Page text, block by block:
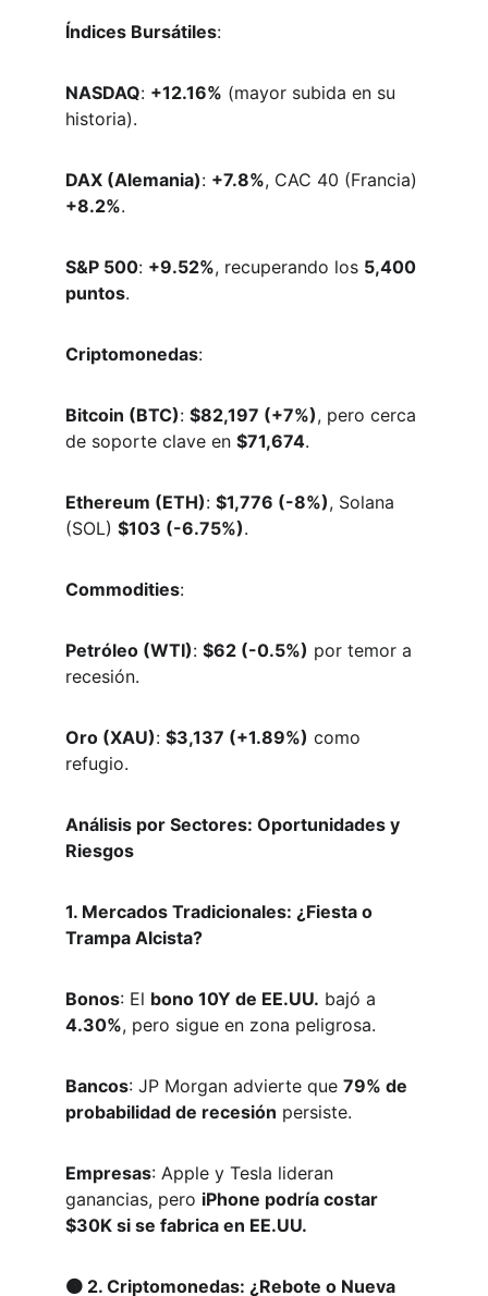
Índices Bursátiles:
NASDAQ: +12.16% (mayor subida en su
historia).
DAX (Alemania): +7.8%, CAC 40 (Francia)
+8.2%.
S&P 500: +9.52%, recuperando los 5,400
puntos.
Criptomonedas:
Bitcoin (BTC): $82,197 (+7%), pero cerca
de soporte clave en $71,674.
Ethereum (ETH): $1,776 (-8%), Solana
(SOL) $103 (-6.75%).
Commodities:
Petróleo (WTI): $62 (-0.5%) por temor a
recesión.
Oro (XAU): $3,137 (+1.89%) como
refugio.
Análisis por Sectores: Oportunidades y
Riesgos
1. Mercados Tradicionales: ¿Fiesta o
Trampa Alcista?
Bonos: El bono 10Y de EE.UU. bajó a
4.30%, pero sigue en zona peligrosa.
Bancos: JP Morgan advierte que 79% de
probabilidad de recesión persiste.
Empresas: Apple y Tesla lideran
ganancias, pero iPhone podría costar
$30K si se fabrica en EE.UU.
🟠 2. Criptomonedas: ¿Rebote o Nueva